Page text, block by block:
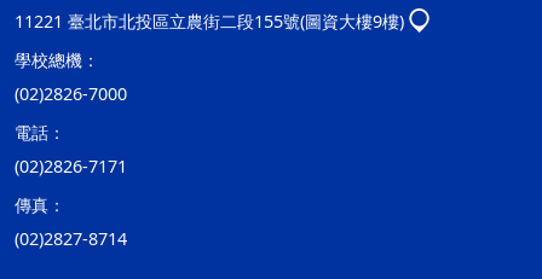
11221 臺北市北投區立農街二段155號(圖資大樓9樓)
學校總機：
(02)2826-7000
電話：
(02)2826-7171
傳真：
(02)2827-8714